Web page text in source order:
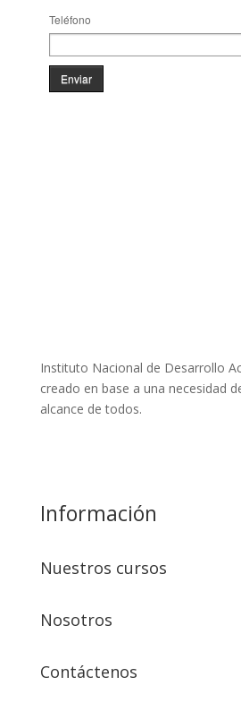
Teléfono
Enviar
Instituto Nacional de Desarrollo
creado en base a una necesidad
alcance de todos.
Información
Nuestros cursos
Nosotros
Contáctenos